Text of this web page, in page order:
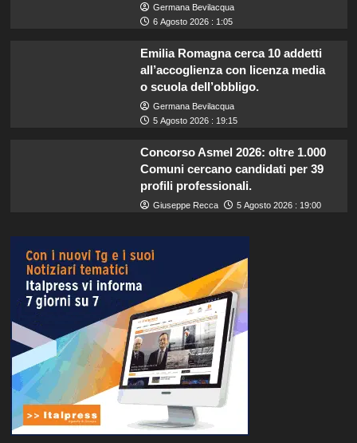
Germana Bevilacqua
6 Agosto 2026 : 1:05
Emilia Romagna cerca 10 addetti
all’accoglienza con licenza media
o scuola dell’obbligo.
Germana Bevilacqua
5 Agosto 2026 : 19:15
Concorso Asmel 2026: oltre 1.000
Comuni cercano candidati per 39
profili professionali.
Giuseppe Recca 5 Agosto 2026 : 19:00